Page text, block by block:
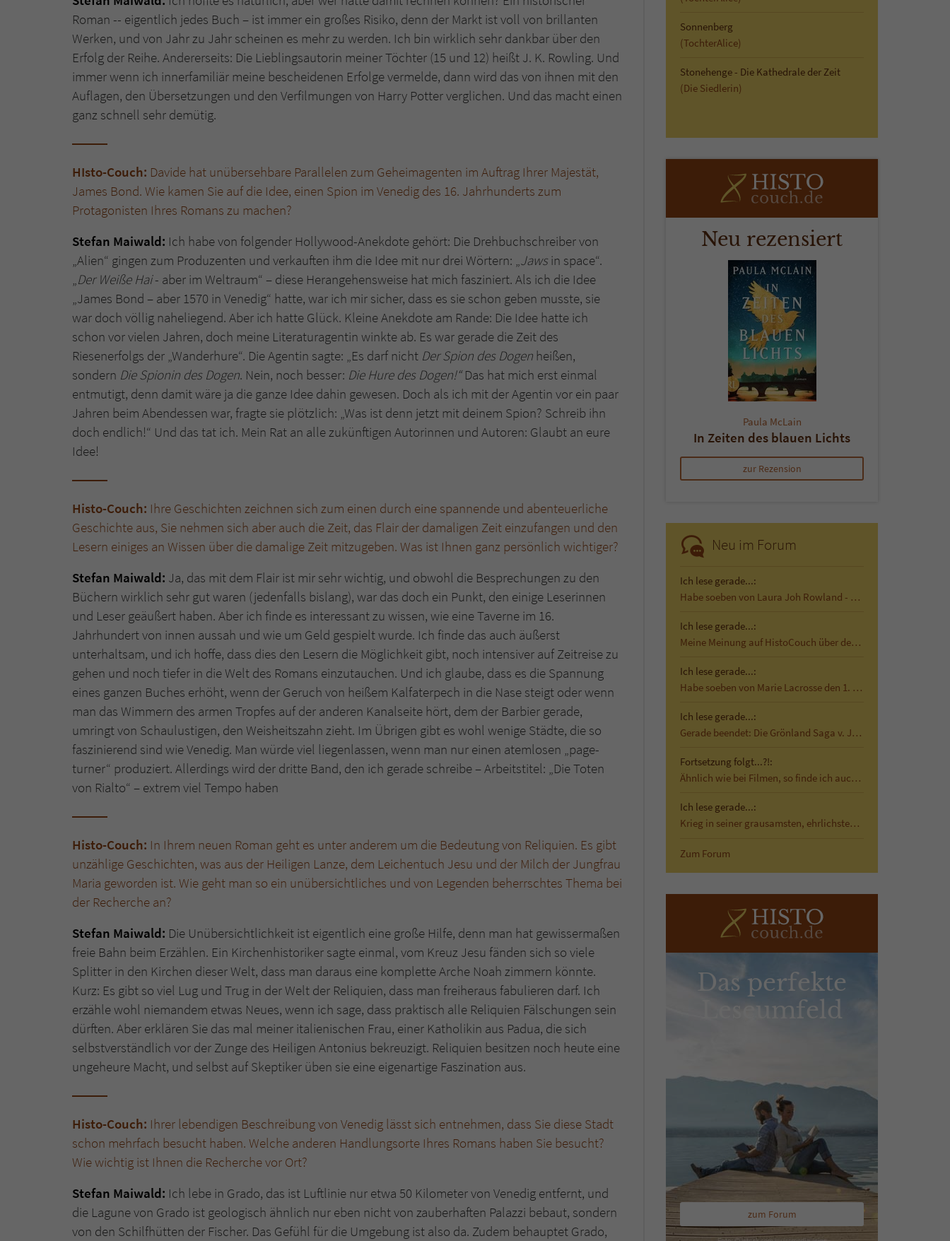
Roman -- eigentlich jedes Buch – ist immer ein großes Risiko, denn der Markt ist voll von brillanten
Werken, und von Jahr zu Jahr scheinen es mehr zu werden. Ich bin wirklich sehr dankbar über den
Erfolg der Reihe. Andererseits: Die Lieblingsautorin meiner Töchter (15 und 12) heißt J. K. Rowling. Und
immer wenn ich innerfamiliär meine bescheidenen Erfolge vermelde, dann wird das von ihnen mit den
Auflagen, den Übersetzungen und den Verfilmungen von Harry Potter verglichen. Und das macht einen
ganz schnell sehr demütig.
HIsto-Couch: Davide hat unübersehbare Parallelen zum Geheimagenten im Auftrag Ihrer Majestät,
James Bond. Wie kamen Sie auf die Idee, einen Spion im Venedig des 16. Jahrhunderts zum
Protagonisten Ihres Romans zu machen?
Stefan Maiwald: Ich habe von folgender Hollywood-Anekdote gehört: Die Drehbuchschreiber von
„Alien“ gingen zum Produzenten und verkauften ihm die Idee mit nur drei Wörtern: „Jawsin space“.
„Der Weiße Hai- aber im Weltraum“ – diese Herangehensweise hat mich fasziniert. Als ich die Idee
„James Bond – aber 1570 in Venedig“ hatte, war ich mir sicher, dass es sie schon geben musste, sie
war doch völlig naheliegend. Aber ich hatte Glück. Kleine Anekdote am Rande: Die Idee hatte ich
schon vor vielen Jahren, doch meine Literaturagentin winkte ab. Es war gerade die Zeit des
Riesenerfolgs der „Wanderhure“. Die Agentin sagte: „Es darf nicht Der Spion des Dogen heißen,
sondern Die Spionin des Dogen. Nein, noch besser: Die Hure des Dogen!“Das hat mich erst einmal
entmutigt, denn damit wäre ja die ganze Idee dahin gewesen. Doch als ich mit der Agentin vor ein paar
Jahren beim Abendessen war, fragte sie plötzlich: „Was ist denn jetzt mit deinem Spion? Schreib ihn
doch endlich!“ Und das tat ich. Mein Rat an alle zukünftigen Autorinnen und Autoren: Glaubt an eure
Idee!
Histo-Couch: Ihre Geschichten zeichnen sich zum einen durch eine spannende und abenteuerliche
Geschichte aus, Sie nehmen sich aber auch die Zeit, das Flair der damaligen Zeit einzufangen und den
Lesern einiges an Wissen über die damalige Zeit mitzugeben. Was ist Ihnen ganz persönlich wichtiger?
Stefan Maiwald: Ja, das mit dem Flair ist mir sehr wichtig, und obwohl die Besprechungen zu den
Büchern wirklich sehr gut waren (jedenfalls bislang), war das doch ein Punkt, den einige Leserinnen
und Leser geäußert haben. Aber ich finde es interessant zu wissen, wie eine Taverne im 16.
Jahrhundert von innen aussah und wie um Geld gespielt wurde. Ich finde das auch äußerst
unterhaltsam, und ich hoffe, dass dies den Lesern die Möglichkeit gibt, noch intensiver auf Zeitreise zu
gehen und noch tiefer in die Welt des Romans einzutauchen. Und ich glaube, dass es die Spannung
eines ganzen Buches erhöht, wenn der Geruch von heißem Kalfaterpech in die Nase steigt oder wenn
man das Wimmern des armen Tropfes auf der anderen Kanalseite hört, dem der Barbier gerade,
umringt von Schaulustigen, den Weisheitszahn zieht. Im Übrigen gibt es wohl wenige Städte, die so
faszinierend sind wie Venedig. Man würde viel liegenlassen, wenn man nur einen atemlosen „page-
turner“ produziert. Allerdings wird der dritte Band, den ich gerade schreibe – Arbeitstitel: „Die Toten
von Rialto“ – extrem viel Tempo haben
Histo-Couch: In Ihrem neuen Roman geht es unter anderem um die Bedeutung von Reliquien. Es gibt
unzählige Geschichten, was aus der Heiligen Lanze, dem Leichentuch Jesu und der Milch der Jungfrau
Maria geworden ist. Wie geht man so ein unübersichtliches und von Legenden beherrschtes Thema bei
der Recherche an?
Stefan Maiwald: Die Unübersichtlichkeit ist eigentlich eine große Hilfe, denn man hat gewissermaßen
freie Bahn beim Erzählen. Ein Kirchenhistoriker sagte einmal, vom Kreuz Jesu fänden sich so viele
Splitter in den Kirchen dieser Welt, dass man daraus eine komplette Arche Noah zimmern könnte.
Kurz: Es gibt so viel Lug und Trug in der Welt der Reliquien, dass man freiheraus fabulieren darf. Ich
erzähle wohl niemandem etwas Neues, wenn ich sage, dass praktisch alle Reliquien Fälschungen sein
dürften. Aber erklären Sie das mal meiner italienischen Frau, einer Katholikin aus Padua, die sich
selbstverständlich vor der Zunge des Heiligen Antonius bekreuzigt. Reliquien besitzen noch heute eine
ungeheure Macht, und selbst auf Skeptiker üben sie eine eigenartige Faszination aus.
Histo-Couch: Ihrer lebendigen Beschreibung von Venedig lässt sich entnehmen, dass Sie diese Stadt
schon mehrfach besucht haben. Welche anderen Handlungsorte Ihres Romans haben Sie besucht?
Wie wichtig ist Ihnen die Recherche vor Ort?
Stefan Maiwald: Ich lebe in Grado, das ist Luftlinie nur etwa 50 Kilometer von Venedig entfernt, und
die Lagune von Grado ist geologisch ähnlich nur eben nicht von zauberhaften Palazzi bebaut, sondern
von den Schilfhütten der Fischer. Das Gefühl für die Umgebung ist also da. Zudem behauptet Grado,
Sonnenberg
(TochterAlice)
Stonehenge - Die Kathedrale der Zeit
(Die Siedlerin)
Neu rezensiert
Paula McLain
In Zeiten des blauen Lichts
zur Rezension
Neu im Forum
Ich lese gerade...:
Habe soeben von Laura Joh Rowland - Der…
Ich lese gerade...:
Meine Meinung auf HistoCouch über den historischen…
Ich lese gerade...:
Habe soeben von Marie Lacrosse den 1. Band von Das…
Ich lese gerade...:
Gerade beendet: Die Grönland Saga v. Jane Smiley …
Fortsetzung folgt...?!:
Ähnlich wie bei Filmen, so finde ich auch bei…
Ich lese gerade...:
Krieg in seiner grausamsten, ehrlichsten Form Mit…
Zum Forum
Das perfekte
Leseumfeld
zum Forum
Name tx_pwcomments_ahash
Anbieter Literatur-Couch Medien GmbH & Co. KG
Laufzeit 1 Jahr
Name fe_typo_user
Laufzeit Session
Zweck
Dieses Cookie gewährleistet die Kommunikation der
den Sicherheitscode des Kontaktformulars zu
überprüfen.